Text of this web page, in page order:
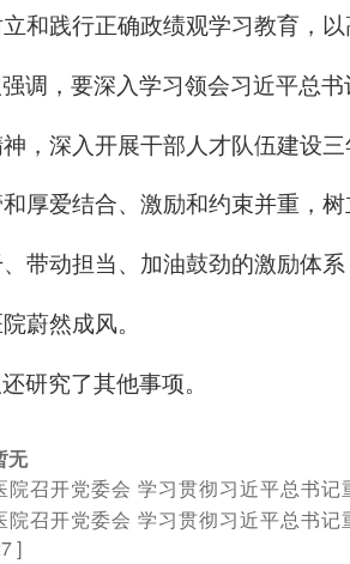
立和践行正确政绩观学习教育，
调，要深入学习领会习近平总
，深入开展干部人才队伍建设
厚爱结合、激励和约束并重，
带动担当、加油鼓劲的激励体
蔚然成风。
研究了其他事项。
无
院召开党委会 学习贯彻习近平总书记
院召开党委会 学习贯彻习近平总书
]